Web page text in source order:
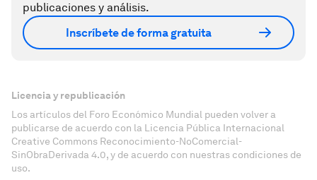
publicaciones y análisis.
Inscríbete de forma gratuita
Licencia y republicación
Los artículos del Foro Económico Mundial pueden volver a
publicarse de acuerdo con la Licencia Pública Internacional
Creative Commons Reconocimiento-NoComercial-
SinObraDerivada 4.0, y de acuerdo con nuestras condiciones de
uso.